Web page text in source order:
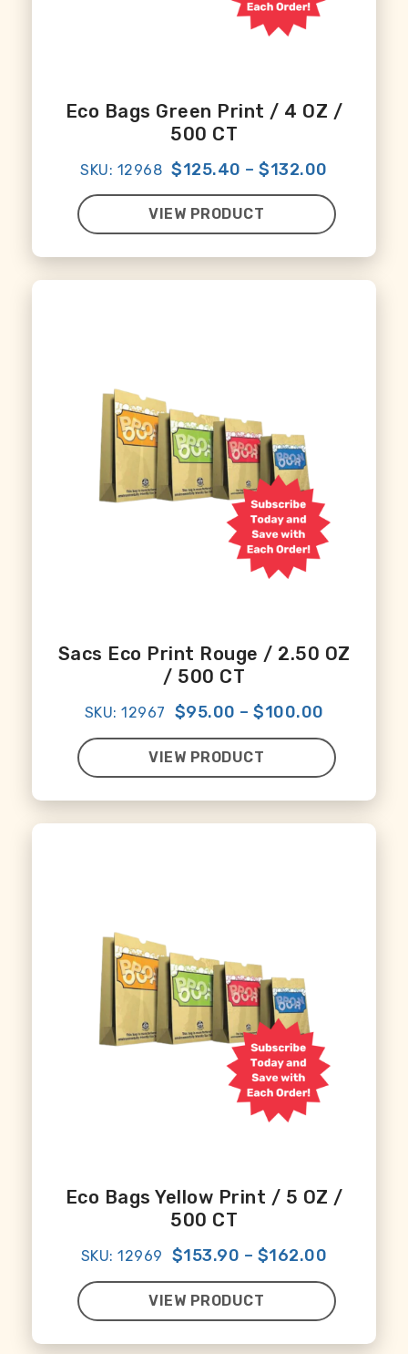
Eco Bags Green Print / 4 OZ /
500 CT
SKU: 12968 $125.40 –$132.00
VIEW PRODUCT
Sacs Eco Print Rouge / 2.50 OZ
/ 500 CT
SKU: 12967 $95.00 – $100.00
VIEW PRODUCT
Eco Bags Yellow Print / 5 OZ /
500 CT
SKU: 12969 $153.90 – $162.00
VIEW PRODUCT